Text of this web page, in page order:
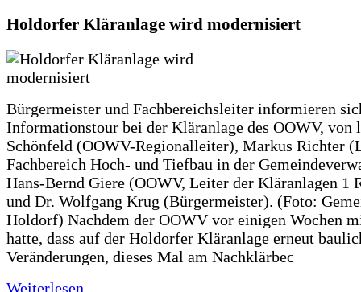
Holdorfer Kläranlage wird modernisiert
Bürgermeister und Fachbereichsleiter informieren
Informationstour bei der Kläranlage des OOWV, von
Schönfeld (OOWV-Regionalleiter), Markus Richter
Fachbereich Hoch- und Tiefbau in der
Hans-Bernd Giere (OOWV, Leiter der Kläranlagen 1
und Dr. Wolfgang Krug (Bürgermeister). (Foto:
Holdorf) Nachdem der OOWV vor einigen Wochen
hatte, dass auf der Holdorfer Kläranlage erneut
Veränderungen, dieses Mal am Nachklärbec
Weiterlesen